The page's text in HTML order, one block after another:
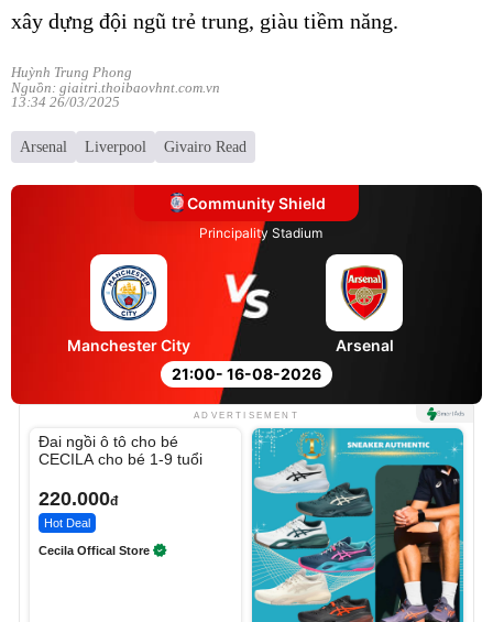
xây dựng đội ngũ trẻ trung, giàu tiềm năng.
Huỳnh Trung Phong
Nguồn: giaitri.thoibaovhnt.com.vn
13:34 26/03/2025
Arsenal Liverpool Givairo Read
Community Shield
Principality Stadium
21:00- 16-08-2026
Manchester City Arsenal
ADVERTISEMENT
Đai ngồi ô tô cho bé
CECILA cho bé 1-9 tuổi
220.000đ
Hot Deal
Cecila Offical Store